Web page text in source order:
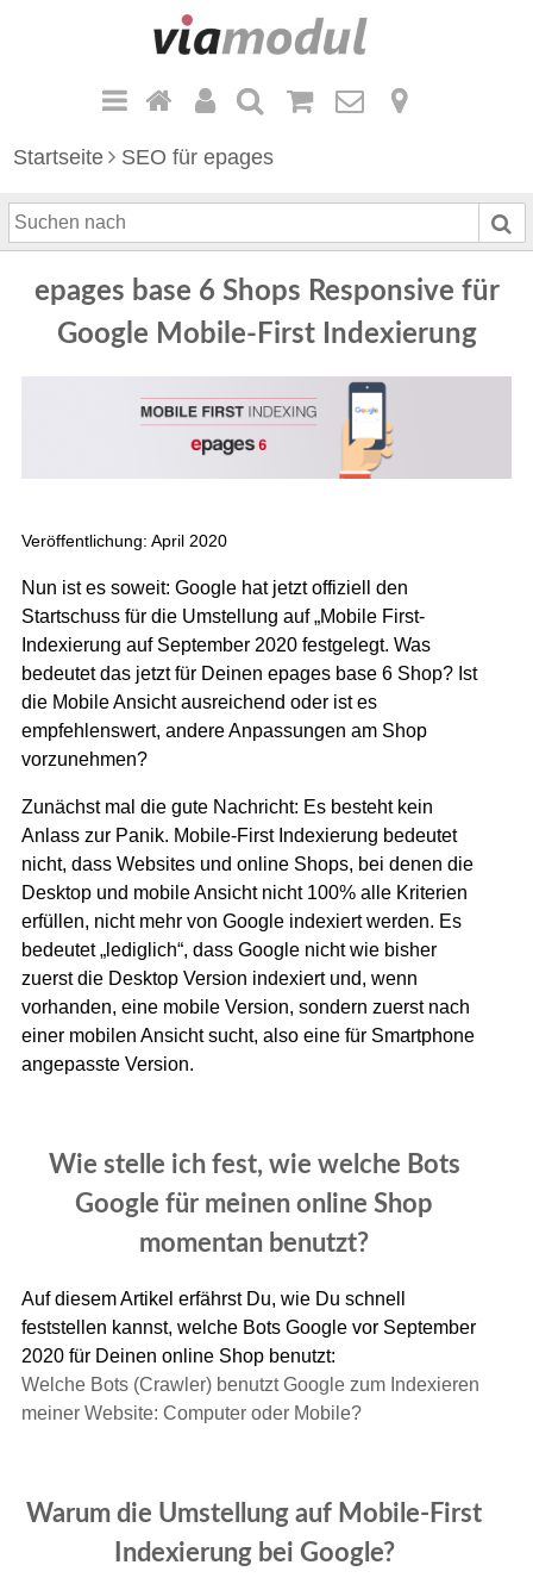
Startseite SEO für epages
S
u
epages base 6 Shops Responsive für
Google Mobile-First Indexierung
Veröffentlichung: April 2020
Nun ist es soweit: Google hat jetzt offiziell den
Startschuss für die Umstellung auf „Mobile First-
Indexierung auf September 2020 festgelegt. Was
bedeutet das jetzt für Deinen epages base 6 Shop? Ist
die Mobile Ansicht ausreichend oder ist es
empfehlenswert, andere Anpassungen am Shop
vorzunehmen?
Zunächst mal die gute Nachricht: Es besteht kein
Anlass zur Panik. Mobile-First Indexierung bedeutet
nicht, dass Websites und online Shops, bei denen die
Desktop und mobile Ansicht nicht 100% alle Kriterien
erfüllen, nicht mehr von Google indexiert werden. Es
bedeutet „lediglich“, dass Google nicht wie bisher
zuerst die Desktop Version indexiert und, wenn
vorhanden, eine mobile Version, sondern zuerst nach
einer mobilen Ansicht sucht, also eine für Smartphone
angepasste Version.
Wie stelle ich fest, wie welche Bots
Google für meinen online Shop
momentan benutzt?
Auf diesem Artikel erfährst Du, wie Du schnell
feststellen kannst, welche Bots Google vor September
2020 für Deinen online Shop benutzt:
Welche Bots (Crawler) benutzt Google zum Indexieren
meiner Website: Computer oder Mobile?
Warum die Umstellung auf Mobile-First
Indexierung bei Google?